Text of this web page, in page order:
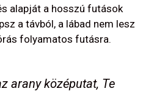
alapját a hosszú futások
a távból, a lábad nem lesz
folyamatos futásra.
arany középutat, Te